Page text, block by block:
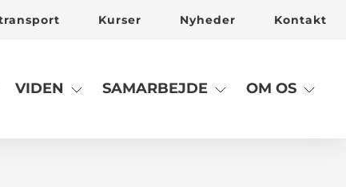
Kurser Nyheder Kontakt
VIDEN SAMARBEJDE OM OS